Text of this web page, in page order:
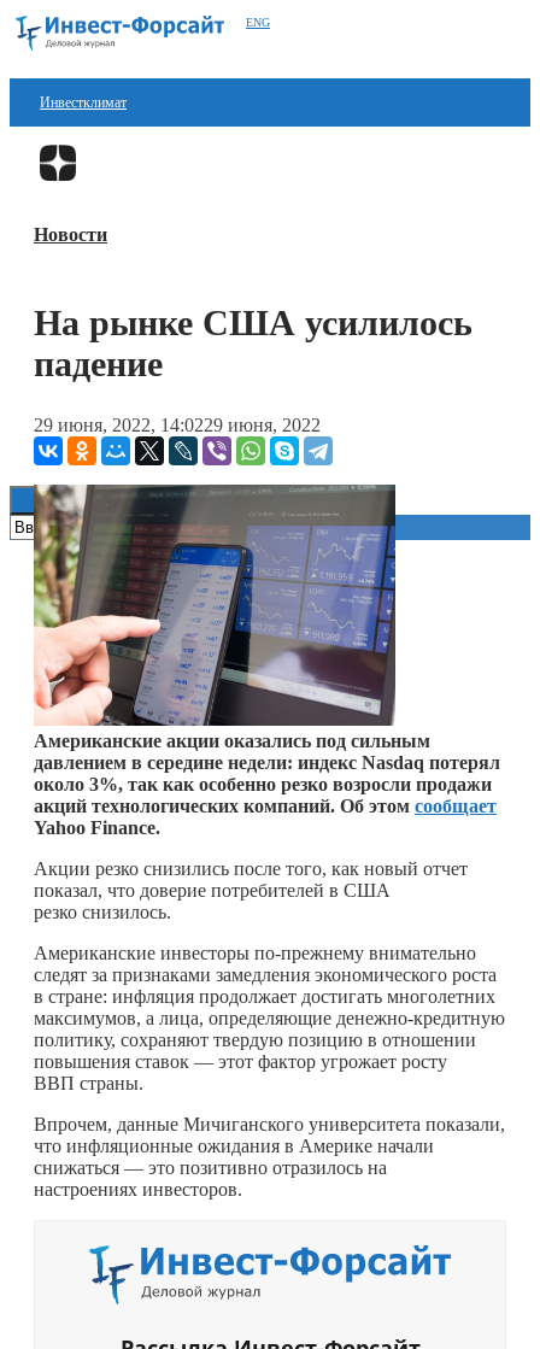
ENG
Инвестклимат
Финансы
Блокчейн
Технологии
Книги
Новости
На рынке США усилилось
падение
29 июня, 2022, 14:0229 июня, 2022
Американские акции оказались под сильным
давлением в середине недели: индекс Nasdaq потерял
около 3%, так как особенно резко возросли продажи
акций технологических компаний. Об этом сообщает
Yahoo Finance.
Акции резко снизились после того, как новый отчет
показал, что доверие потребителей в США
резко снизилось.
Американские инвесторы по-прежнему внимательно
следят за признаками замедления экономического роста
в стране: инфляция продолжает достигать многолетних
максимумов, а лица, определяющие денежно-кредитную
политику, сохраняют твердую позицию в отношении
повышения ставок — этот фактор угрожает росту
ВВП страны.
Впрочем, данные Мичиганского университета показали,
что инфляционные ожидания в Америке начали
снижаться — это позитивно отразилось на
настроениях инвесторов.